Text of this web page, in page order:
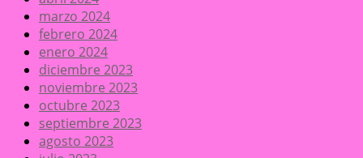
marzo 2024
febrero 2024
enero 2024
diciembre 2023
noviembre 2023
octubre 2023
septiembre 2023
agosto 2023